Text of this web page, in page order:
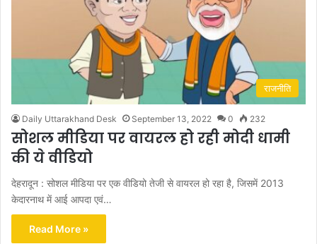
राजनीति
Daily Uttarakhand Desk September 13, 2022 0 232
सोशल मीडिया पर वायरल हो रही मोदी धामी
की ये वीडियो
देहरादून : सोशल मीडिया पर एक वीडियो तेजी से वायरल हो रहा है, जिसमें 2013
केदारनाथ में आई आपदा एवं…
Read More »